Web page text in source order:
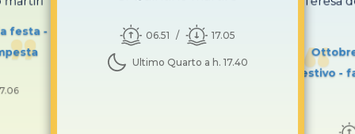
festa -
06.51 17.05
Ultimo Quarto a h. 17.40
estivo -